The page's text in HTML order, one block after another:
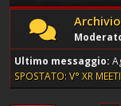
Ultimo messaggio:
SPOSTATO: V° XR